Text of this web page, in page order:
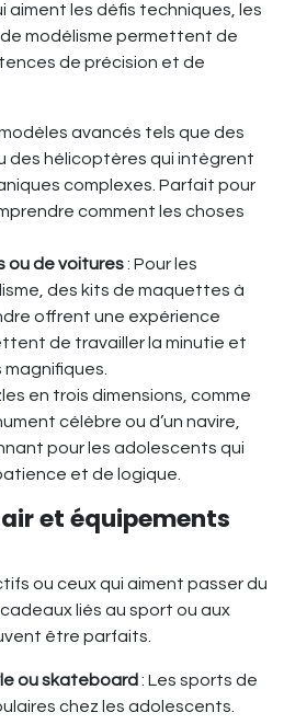
aiment les défis techniques, les
modélisme permettent de
de précision et de
avancés tels que des
des hélicoptères qui intègrent
complexes. Parfait pour
comment les choses
ou de voitures: Pour les
des kits de maquettes à
offrent une expérience
de travailler la minutie et
en trois dimensions, comme
célèbre ou d’un navire,
pour les adolescents qui
et de logique.
et équipements
ou ceux qui aiment passer du
liés au sport ou aux
être parfaits.
ou skateboard : Les sports de
chez les adolescents.